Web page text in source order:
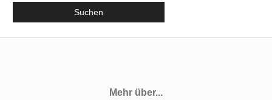
Suchen
Mehr über...